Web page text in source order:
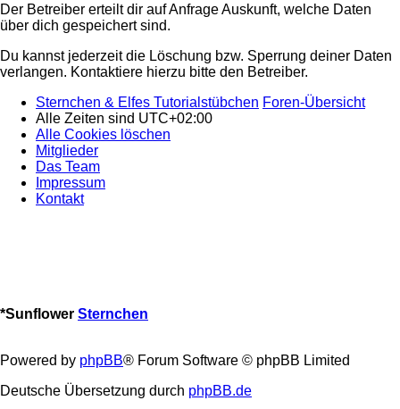
Der Betreiber erteilt dir auf Anfrage Auskunft, welche Daten
über dich gespeichert sind.
Du kannst jederzeit die Löschung bzw. Sperrung deiner Daten
verlangen. Kontaktiere hierzu bitte den Betreiber.
Sternchen & Elfes Tutorialstübchen Foren-Übersicht
Alle Zeiten sind UTC+02:00
Alle Cookies löschen
Mitglieder
Das Team
Impressum
Kontakt
*Sunflower Sternchen
Powered by phpBB® Forum Software © phpBB Limited
Deutsche Übersetzung durch phpBB.de